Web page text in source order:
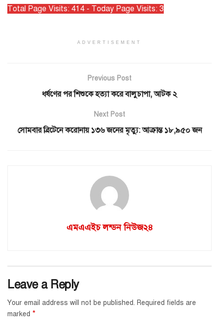
Total Page Visits: 414 - Today Page Visits: 3
ADVERTISEMENT
Previous Post
ধর্ষণের পর শিশুকে হত্যা করে বালুচাপা, আটক ২
Next Post
সোমবার ব্রিটেনে করোনায় ১৩৬ জনের মৃত্যু: আক্রান্ত ১৮,৯৫০ জন
এমএএইচ লন্ডন নিউজ২৪
Leave a Reply
Your email address will not be published. Required fields are
marked *